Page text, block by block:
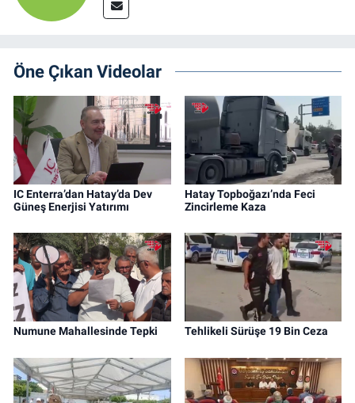
Öne Çıkan Videolar
IC Enterra’dan Hatay’da Dev
Güneş Enerjisi Yatırımı
Hatay Topboğazı’nda Feci
Zincirleme Kaza
Numune Mahallesinde Tepki Tehlikeli Sürüşe 19 Bin Ceza